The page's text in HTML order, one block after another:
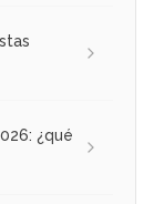
¿qué